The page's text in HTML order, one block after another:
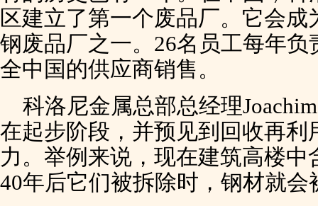
区建立了第一个废品厂。它会
钢废品厂之一。26名员工每年
全中国的供应商销售。
科洛尼金属总部总经理
在起步阶段，并预见到回收再利
力。举例来说，现在建筑高楼
40年后它们被拆除时，钢材就会